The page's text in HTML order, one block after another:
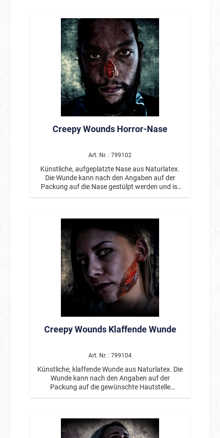
Creepy Wounds Horror-Nase
Art. Nr. : 799102
Künstliche, aufgeplatzte Nase aus Naturlatex.
Die Wunde kann nach den Angaben auf der
Packung auf die Nase gestülpt werden und ist
Creepy Wounds Klaffende Wunde
Art. Nr. : 799104
Künstliche, klaffende Wunde aus Naturlatex. Die
Wunde kann nach den Angaben auf der
Packung auf die gewünschte Hautstelle